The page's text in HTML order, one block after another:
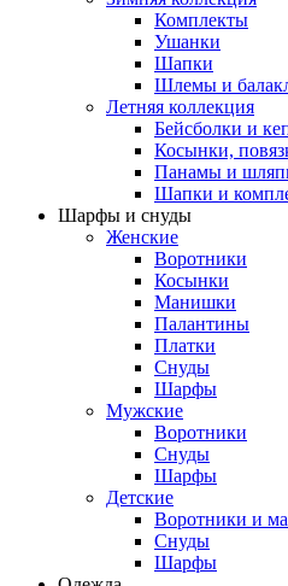
Комплекты
Ушанки
Шапки
Шлемы и
Летняя коллекция
Бейсболки и
Косынки,
Панамы и
Шапки и
Шарфы и снуды
Женские
Воротники
Косынки
Манишки
Палантины
Платки
Снуды
Шарфы
Мужские
Воротники
Снуды
Шарфы
Детские
Воротники и
Снуды
Шарфы